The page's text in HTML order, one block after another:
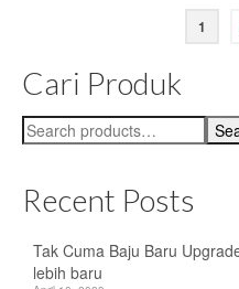
pagination
1
Cari Produk
Search
for:
Recent Posts
Tak Cuma Baju Baru
lebih baru